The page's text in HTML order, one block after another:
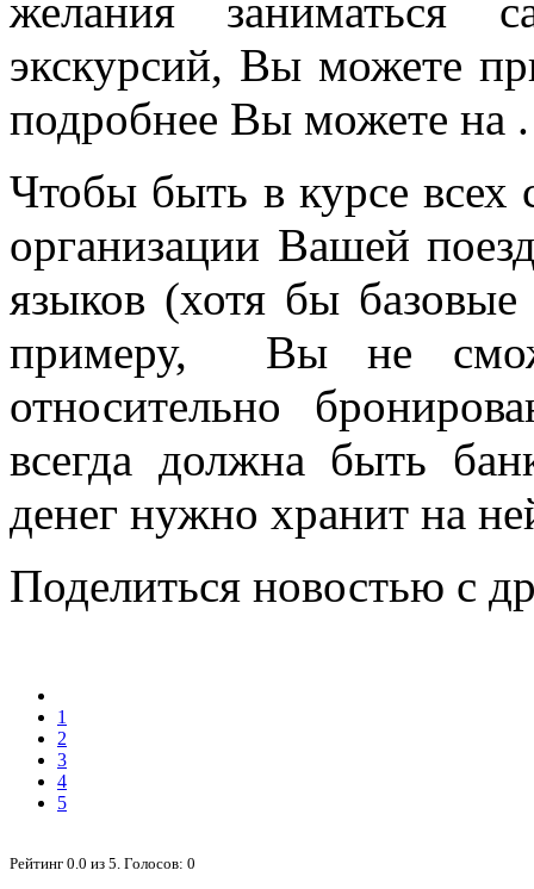
желания заниматься
экскурсий, Вы можете
подробнее Вы можете на
Чтобы быть в курсе всех
организации Вашей
языков (хотя бы
примеру, Вы не
относительно
всегда должна быть
денег нужно хранит на
Поделиться новостью с
1
2
3
4
5
Рейтинг 0.0 из 5 . Голосов: 0